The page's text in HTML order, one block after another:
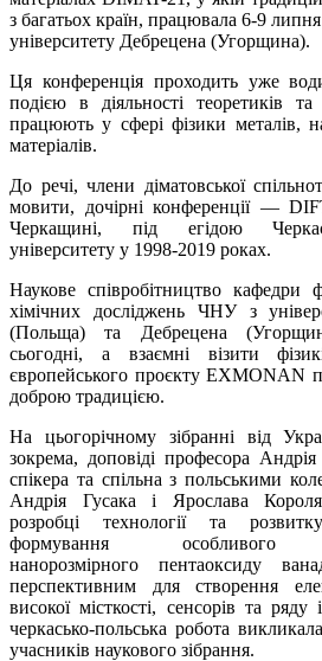
з багатьох країн, працювала 6-9
університету Дебрецена (Угорщина).
Ця конференція проходить уже
подією в діяльності теоретиків
працюють у сфері фізики металів,
матеріалів.
До речі, члени діматовської
мовити, дочірні конференції —
Черкащині, під егідою
університету у 1998-2019 роках.
Наукове співробітництво кафедри
хімічних досліджень ЧНУ з
(Польща) та Дебрецена
сьогодні, а взаємні візити
європейського проєкту EXMONAN
доброю традицією.
На цьогорічному зібранні від
зокрема, доповіді професора
спікера та спільна з польськими
Андрія Гусака і Ярослава
розробці технології та
формування
нанорозмірного пентаоксиду
перспективним для створення
високої місткості, сенсорів та
черкасько-польська робота
учасників наукового зібрання.